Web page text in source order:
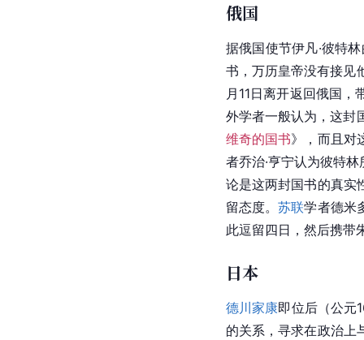
俄国
据俄国使节伊凡·彼特
书，万历皇帝没有接见
月11日离开返回俄国，
外学者一般认为，这封
维奇的国书》，而且对
者乔治·亨宁认为彼特
论是这两封国书的真实
留态度。苏联学者德米
此逗留四日，然后携带
日本
德川家康即位后（公元
的关系，寻求在政治上